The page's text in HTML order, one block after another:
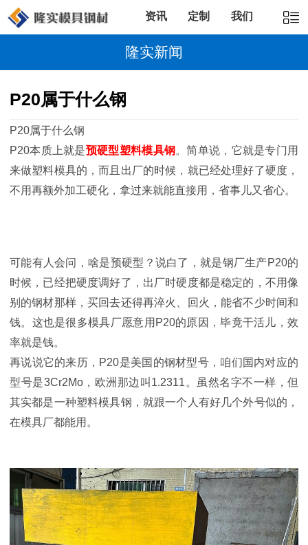
资讯 定制 我们
隆实新闻
P20属于什么钢
P20属于什么钢
P20本质上就是预硬型塑料模具钢 。简单说，它就是专门用
来做塑料模具的，而且出厂的时候，就已经处理好了硬度，
不用再额外加工硬化，拿过来就能直接用，省事儿又省心。
可能有人会问，啥是预硬型？说白了，就是钢厂生产P20的
时候，已经把硬度调好了，出厂时硬度都是稳定的，不用像
别的钢材那样，买回去还得再淬火、回火，能省不少时间和
钱。这也是很多模具厂愿意用P20的原因，毕竟干活儿，效
率就是钱。
再说说它的来历，P20是美国的钢材型号，咱们国内对应的
型号是3Cr2Mo，欧洲那边叫1.2311。虽然名字不一样，但
其实都是一种塑料模具钢，就跟一个人有好几个外号似的，
在模具厂都能用。